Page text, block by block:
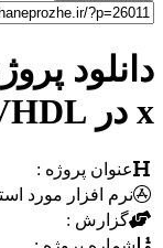
x در VHDL
عنوان پروژه :
نرم افزار مورد
گزارش :